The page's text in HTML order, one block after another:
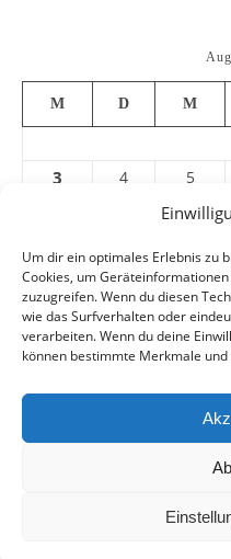
Um dir ein optimales Erlebnis zu
Cookies, um
zuzugreifen. Wenn du diesen
wie das Surfverhalten oder
verarbeiten. Wenn du deine
können bestimmte Merkmale
M D M
3 4 5
12
24
25 26
31
«